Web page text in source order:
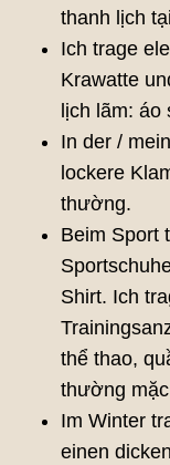
thanh lịch
Ich trage
Krawatte
lịch lãm:
In der /
lockere
thường.
Beim Sport
Shirt. Ich
thể thao,
thường
Im Winter
einen